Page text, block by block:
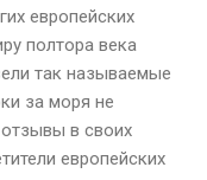
европейских
полтора века
так называемые
за моря не
в своих
европейских